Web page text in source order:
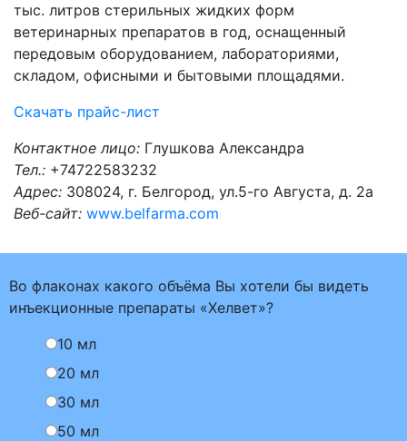
тыс. литров стерильных жидких форм
ветеринарных препаратов в год, оснащенный
передовым оборудованием, лабораториями,
складом, офисными и бытовыми площадями.
Скачать прайс-лист
Контактное лицо: Глушкова Александра
Тел.: +74722583232
Адрес: 308024, г. Белгород, ул.5-го Августа, д. 2а
Веб-сайт: www.belfarma.com
Во флаконах какого объёма Вы хотели бы видеть
инъекционные препараты «Хелвет»?
10 мл
20 мл
30 мл
50 мл